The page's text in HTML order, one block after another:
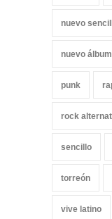
nuevo
nuevo álbum
punk
rock
sencillo
torreón
vive latino